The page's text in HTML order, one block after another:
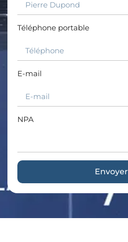
Téléphone portable
E-mail
NPA
Envoyer